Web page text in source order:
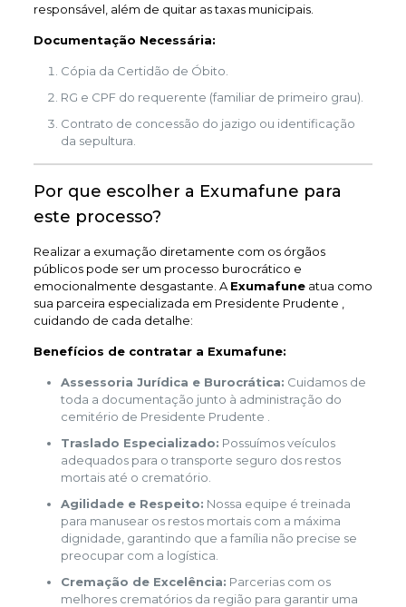
responsável, além de quitar as taxas municipais.
Documentação Necessária:
Cópia da Certidão de Óbito.
RG e CPF do requerente (familiar de primeiro grau).
Contrato de concessão do jazigo ou identificação
da sepultura.
Por que escolher a Exumafune para
este processo?
Realizar a exumação diretamente com os órgãos
públicos pode ser um processo burocrático e
emocionalmente desgastante. A Exumafuneatua como
sua parceira especializada em Presidente Prudente ,
cuidando de cada detalhe:
Benefícios de contratar a Exumafune:
Assessoria Jurídica e Burocrática: Cuidamos de
toda a documentação junto à administração do
cemitério de Presidente Prudente .
Traslado Especializado: Possuímos veículos
adequados para o transporte seguro dos restos
mortais até o crematório.
Agilidade e Respeito: Nossa equipe é treinada
para manusear os restos mortais com a máxima
dignidade, garantindo que a família não precise se
preocupar com a logística.
Cremação de Excelência: Parcerias com os
melhores crematórios da região para garantir uma